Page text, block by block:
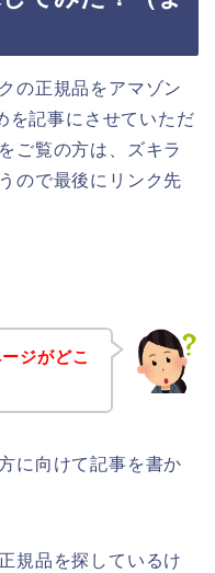
の正規品をアマゾン
を記事にさせていただ
ご覧の方は、ズキラ
ので最後にリンク先
ジがどこ
に向けて記事を書か
規品を探しているけ